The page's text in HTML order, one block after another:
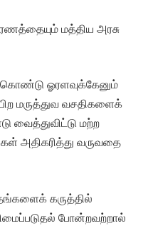
மத்திய அரசு
ஓரளவுக்கேனும்
மருத்துவ வசதிகளைக்
வைத்துவிட்டு மற்ற
அதிகரித்து வருவதை
கருத்தில்
போன்றவற்றால்